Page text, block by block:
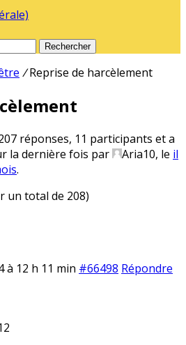
Rechercher
/ Reprise de harcèlement
réponses, 11 participants et a
la dernière fois par
Aria10, le il
.
un total de 208)
à 12 h 11 min #66498 Répondre